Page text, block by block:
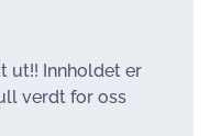
I nnholdet er
verdt for oss